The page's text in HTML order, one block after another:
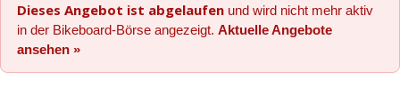
Dieses Angebot ist abgelaufen und wird nicht mehr aktiv
in der Bikeboard-Börse angezeigt. Aktuelle Angebote
ansehen »